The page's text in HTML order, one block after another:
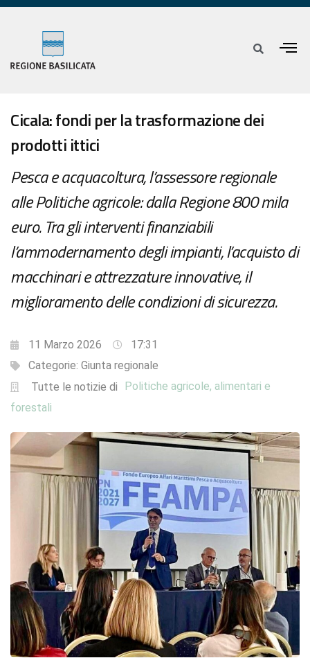
Cicala: fondi per la trasformazione dei
prodotti ittici
Pesca e acquacoltura, l’assessore regionale
alle Politiche agricole: dalla Regione 800 mila
euro. Tra gli interventi finanziabili
l’ammodernamento degli impianti, l’acquisto di
macchinari e attrezzature innovative, il
miglioramento delle condizioni di sicurezza.
11 Marzo 2026
17:31
Categorie: Giunta regionale
Tutte le notizie di
Politiche agricole, alimentari e
forestali